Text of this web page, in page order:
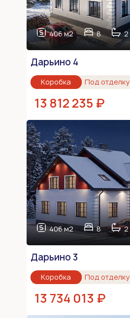
406 м2 8 2
Дарьино 4
Коробка Под отделку
13 812 235 ₽
406 м2 8 2
Дарьино 3
Коробка Под отделку
13 734 013 ₽